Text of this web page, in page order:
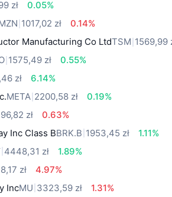
zł
0.05%
1017,02 zł
0.14%
Manufacturing Co LtdTSM 1569,99
1575,49 zł
0.55%
zł
6.14%
META 2200,58 zł
0.19%
zł
0.63%
Inc Class BBRK.B 1953,45 zł
1.11%
4448,31 zł
1.89%
zł
4.97%
IncMU 3323,59 zł
1.31%